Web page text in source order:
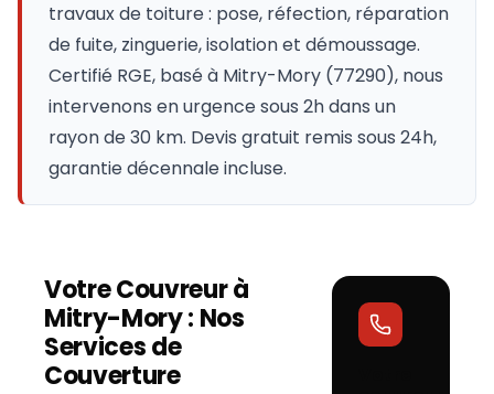
travaux de toiture : pose, réfection, réparation
de fuite, zinguerie, isolation et démoussage.
Certifié RGE, basé à Mitry-Mory (77290), nous
intervenons en urgence sous 2h dans un
rayon de 30 km. Devis gratuit remis sous 24h,
garantie décennale incluse.
Votre Couvreur à
Mitry-Mory: Nos
Services de
Couverture